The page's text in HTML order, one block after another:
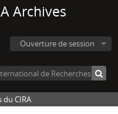
Archives
Ouverture de session
CIRA